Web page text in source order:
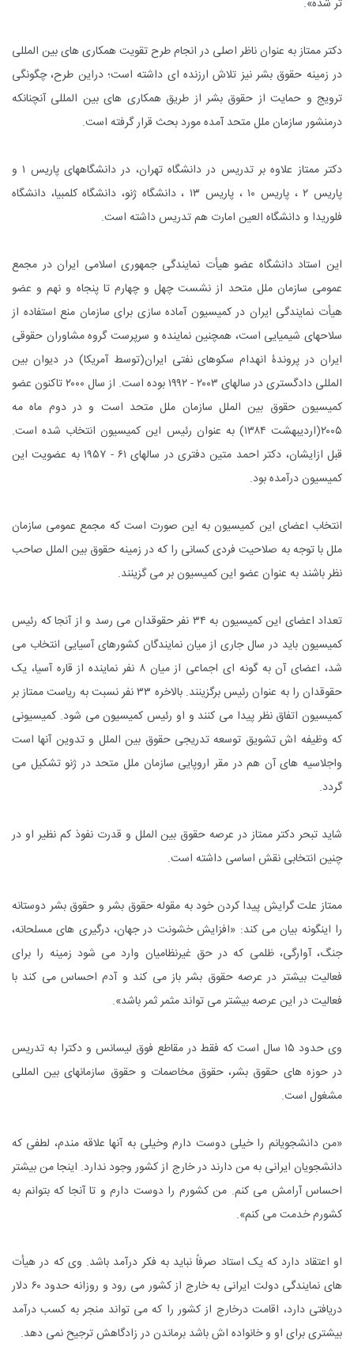
تر شده».
دکتر ممتاز به عنوان ناظر اصلى در انجام طرح تقویت همکارى هاى بین المللى
در زمینه حقوق بشر نیز تلاش ارزنده اى داشته است؛ دراین طرح، چگونگى
ترویج و حمایت از حقوق بشر از طریق همکارى هاى بین المللى آنچنانکه
درمنشور سازمان ملل متحد آمده مورد بحث قرار گرفته است.
دکتر ممتاز علاوه بر تدریس در دانشگاه تهران، در دانشگاههاى پاریس ۱ و
پاریس ۲ ، پاریس ۱۰ ، پاریس ۱۳ ، دانشگاه ژنو، دانشگاه کلمبیا، دانشگاه
فلوریدا و دانشگاه العین امارت هم تدریس داشته است.
این استاد دانشگاه عضو هیأت نمایندگى جمهورى اسلامى ایران در مجمع
عمومى سازمان ملل متحد از نشست چهل و چهارم تا پنجاه و نهم و عضو
هیأت نمایندگى ایران در کمیسیون آماده سازى براى سازمان منع استفاده از
سلاحهاى شیمیایى است، همچنین نماینده و سرپرست گروه مشاوران حقوقى
ایران در پروندۀ انهدام سکوهاى نفتى ایران(توسط آمریکا) در دیوان بین
المللى دادگسترى در سالهاى ۲۰۰۳ - ۱۹۹۲ بوده است. از سال ۲۰۰۰ تاکنون عضو
کمیسیون حقوق بین الملل سازمان ملل متحد است و در دوم ماه مه
۲۰۰۵(اردیبهشت ۱۳۸۴) به عنوان رئیس این کمیسیون انتخاب شده است.
قبل ازایشان، دکتر احمد متین دفترى در سالهاى ۶۱ - ۱۹۵۷ به عضویت این
کمیسیون درآمده بود.
انتخاب اعضاى این کمیسیون به این صورت است که مجمع عمومى سازمان
ملل با توجه به صلاحیت فردى کسانى را که در زمینه حقوق بین الملل صاحب
نظر باشند به عنوان عضو این کمیسیون بر مى گزینند.
تعداد اعضاى این کمیسیون به ۳۴ نفر حقوقدان مى رسد و از آنجا که رئیس
کمیسیون باید در سال جارى از میان نمایندگان کشورهاى آسیایى انتخاب مى
شد، اعضاى آن به گونه اى اجماعى از میان ۸ نفر نماینده از قاره آسیا، یک
حقوقدان را به عنوان رئیس برگزینند. بالاخره ۳۳ نفر نسبت به ریاست ممتاز بر
کمیسیون اتفاق نظر پیدا مى کنند و او رئیس کمیسیون مى شود. کمیسیونى
که وظیفه اش تشویق توسعه تدریجى حقوق بین الملل و تدوین آنها است
واجلاسیه هاى آن هم در مقر اروپایى سازمان ملل متحد در ژنو تشکیل مى
گردد.
شاید تبحر دکتر ممتاز در عرصه حقوق بین الملل و قدرت نفوذ کم نظیر او در
چنین انتخابى نقش اساسى داشته است.
ممتاز علت گرایش پیدا کردن خود به مقوله حقوق بشر و حقوق بشر دوستانه
را اینگونه بیان مى کند: «افزایش خشونت در جهان، درگیرى هاى مسلحانه،
جنگ، آوارگى، ظلمى که در حق غیرنظامیان وارد مى شود زمینه را براى
فعالیت بیشتر در عرصه حقوق بشر باز مى کند و آدم احساس مى کند با
فعالیت در این عرصه بیشتر مى تواند مثمر ثمر باشد».
وى حدود ۱۵ سال است که فقط در مقاطع فوق لیسانس و دکترا به تدریس
در حوزه هاى حقوق بشر، حقوق مخاصمات و حقوق سازمانهاى بین المللى
مشغول است.
«من دانشجویانم را خیلى دوست دارم وخیلى به آنها علاقه مندم، لطفى که
دانشجویان ایرانى به من دارند در خارج از کشور وجود ندارد. اینجا من بیشتر
احساس آرامش مى کنم. من کشورم را دوست دارم و تا آنجا که بتوانم به
کشورم خدمت مى کنم».
او اعتقاد دارد که یک استاد صرفاً نباید به فکر درآمد باشد. وى که در هیأت
هاى نمایندگى دولت ایرانى به خارج از کشور مى رود و روزانه حدود ۶۰ دلار
دریافتى دارد، اقامت درخارج از کشور را که مى تواند منجر به کسب درآمد
بیشترى براى او و خانواده اش باشد برماندن در زادگاهش ترجیح نمى دهد.